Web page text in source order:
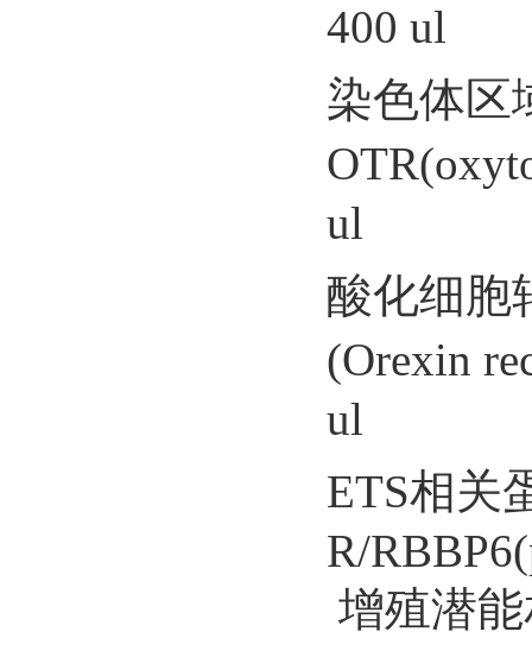
400 ul
染色体区
ul
酸化细胞
(Orexin
ul
ETS相关
R/
增殖潜